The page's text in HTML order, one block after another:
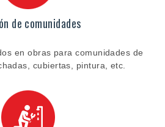
de comunidades
en obras para comunidades de
cubiertas, pintura, etc.